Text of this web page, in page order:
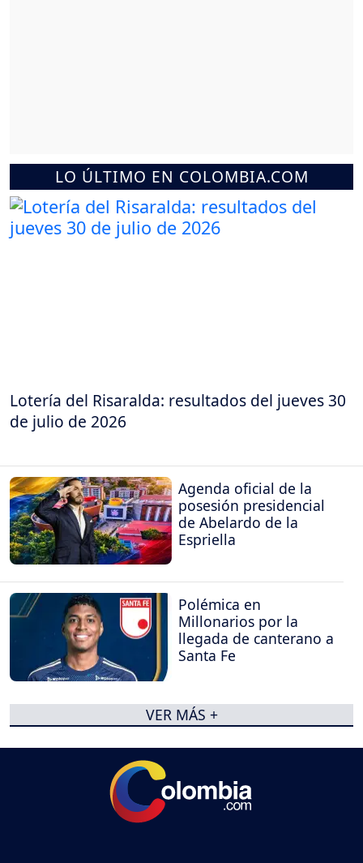
LO ÚLTIMO EN COLOMBIA.COM
Lotería del Risaralda: resultados del jueves 30
de julio de 2026
Agenda oficial de la
posesión presidencial
de Abelardo de la
Espriella
Polémica en
Millonarios por la
llegada de canterano a
Santa Fe
VER MÁS +